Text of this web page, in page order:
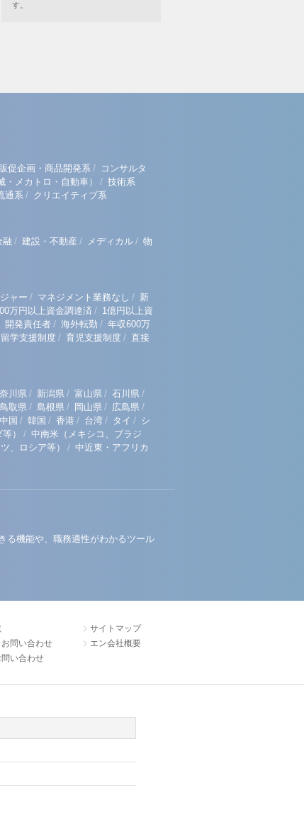
す。
促企画・商品開発系 / コンサルタ
・メカトロ・自動車） / 技術系
通系 / クリエイティブ系
融 / 建設・不動産 / メディカル / 物
ャー / マネジメント業務なし / 新
万円以上資金調達済 / 1億円以上資
開発責任者 / 海外転勤 / 年収600万
学支援制度 / 育児支援制度 / 直接
川県 / 新潟県 / 富山県 / 石川県 /
鳥取県 / 島根県 / 岡山県 / 広島県 /
中国 / 韓国 / 香港 / 台湾 / タイ / シ
） / 中南米（メキシコ、ブラジ
、ロシア等） / 中近東・アフリカ
る機能や、職務適性がわかるツール
問い合わせ
い合わせ
サイトマップ
エン会社概要